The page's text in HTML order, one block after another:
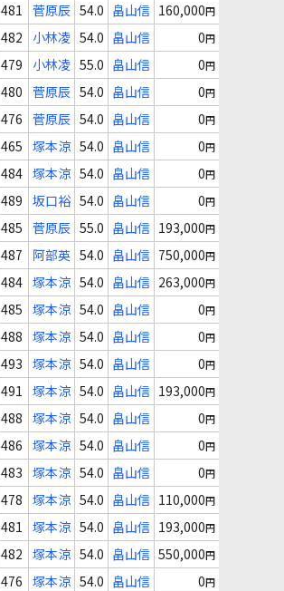
481 菅原辰 54.0 畠山信 160,000円
482 小林凌 54.0 畠山信 0円
479 小林凌 55.0 畠山信 0円
480 菅原辰 54.0 畠山信 0円
476 菅原辰 54.0 畠山信 0円
465 塚本涼 54.0 畠山信 0円
484 塚本涼 54.0 畠山信 0円
489 坂口裕 54.0 畠山信 0円
485 菅原辰 55.0 畠山信 193,000円
487 阿部英 54.0 畠山信 750,000円
484 塚本涼 54.0 畠山信 263,000円
485 塚本涼 54.0 畠山信 0円
488 塚本涼 54.0 畠山信 0円
493 塚本涼 54.0 畠山信 0円
491 塚本涼 54.0 畠山信 193,000円
488 塚本涼 54.0 畠山信 0円
486 塚本涼 54.0 畠山信 0円
483 塚本涼 54.0 畠山信 0円
478 塚本涼 54.0 畠山信 110,000円
481 塚本涼 54.0 畠山信 193,000円
482 塚本涼 54.0 畠山信 550,000円
476 塚本涼 54.0 畠山信 0円